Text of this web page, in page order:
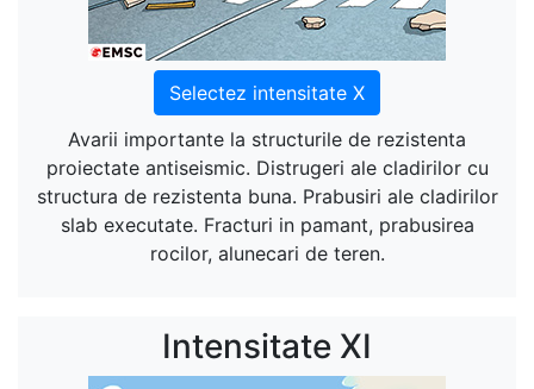
Selectez intensitate X
Avarii importante la structurile de rezistenta
proiectate antiseismic. Distrugeri ale cladirilor cu
structura de rezistenta buna. Prabusiri ale cladirilor
slab executate. Fracturi in pamant, prabusirea
rocilor, alunecari de teren.
Intensitate XI